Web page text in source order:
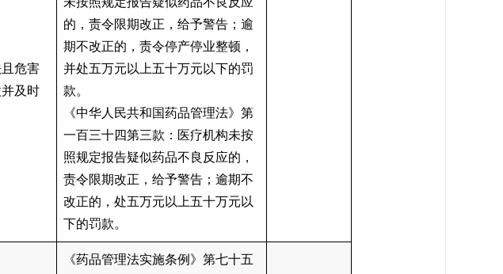
危害
及时
的，责令限期改正，给予警告；逾
期不改正的，责令停产停业整顿，
并处五万元以上五十万元以下的罚
款。
《中华人民共和国药品管理法》第
一百三十四第三款：医疗机构未按
照规定报告疑似药品不良反应的，
责令限期改正，给予警告；逾期不
改正的，处五万元以上五十万元以
下的罚款。
《药品管理法实施条例》第七十五